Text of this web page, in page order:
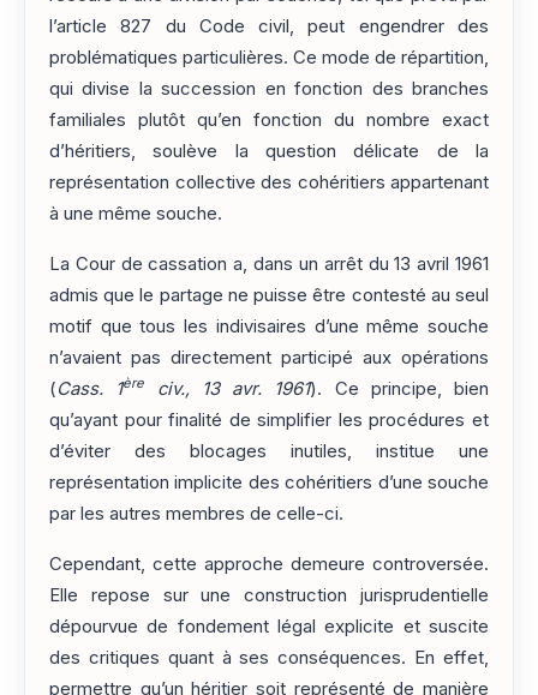
l’article 827 du Code civil, peut engendrer des
problématiques particulières. Ce mode de répartition,
qui divise la succession en fonction des branches
familiales plutôt qu’en fonction du nombre exact
d’héritiers, soulève la question délicate de la
représentation collective des cohéritiers appartenant
à une même souche.
La Cour de cassation a, dans un arrêt du 13 avril 1961
admis que le partage ne puisse être contesté au seul
motif que tous les indivisaires d’une même souche
n’avaient pas directement participé aux opérations
(Cass. 1ère civ., 13 avr. 1961). Ce principe, bien
qu’ayant pour finalité de simplifier les procédures et
d’éviter des blocages inutiles, institue une
représentation implicite des cohéritiers d’une souche
par les autres membres de celle-ci.
Cependant, cette approche demeure controversée.
Elle repose sur une construction jurisprudentielle
dépourvue de fondement légal explicite et suscite
des critiques quant à ses conséquences. En effet,
permettre qu’un héritier soit représenté de manière